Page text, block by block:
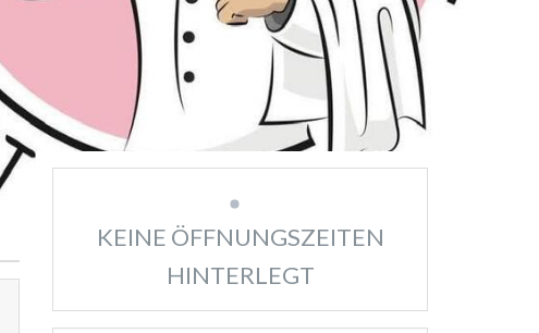
KEINE ÖFFNUNGSZEITEN
HINTERLEGT